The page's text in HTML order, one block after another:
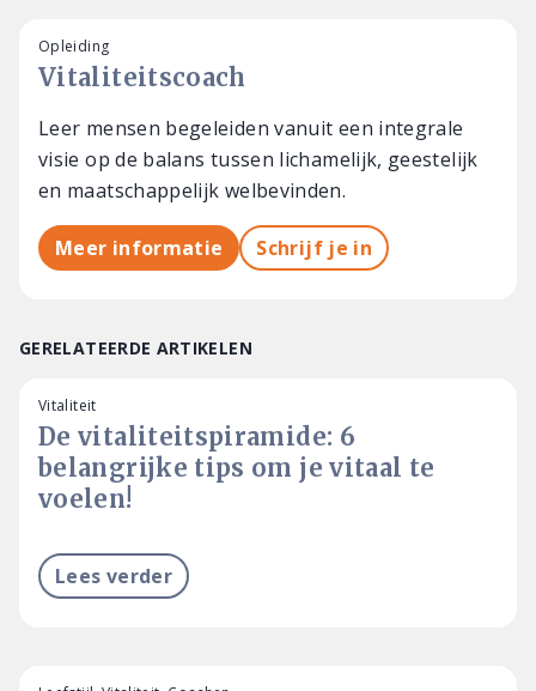
Vitaliteitscoach
Opleiding
Leer mensen begeleiden vanuit een integrale
visie op de balans tussen lichamelijk, geestelijk
en maatschappelijk welbevinden.
Meer informatie Schrijf je in
GERELATEERDE ARTIKELEN
De vitaliteitspiramide: 6
belangrijke tips om je vitaal te
voelen!
Vitaliteit
Lees verder